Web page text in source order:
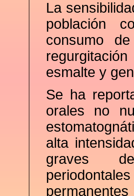
La
población
consumo
esmalte y
Se ha
orales no
alta
graves